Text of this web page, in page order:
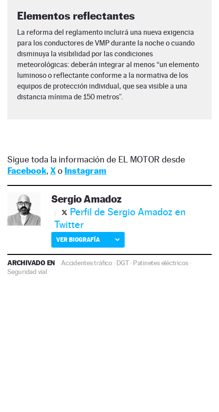
Elementos reflectantes
La reforma del reglamento incluirá una nueva exigencia
para los conductores de VMP durante la noche o cuando
disminuya la visibilidad por las condiciones
meteorológicas: deberán integrar al menos “un elemento
luminoso o reflectante conforme a la normativa de los
equipos de protección individual, que sea visible a una
distancia mínima de 150 metros”.
Sigue toda la información de EL MOTOR desde
Facebook, Xo Instagram
Sergio Amadoz
Perfil de Sergio Amadoz en
Twitter
VER BIOGRAFÍA
ARCHIVADO EN Accidentes tráfico ·DGT· Patinetes eléctricos ·
Seguridad vial